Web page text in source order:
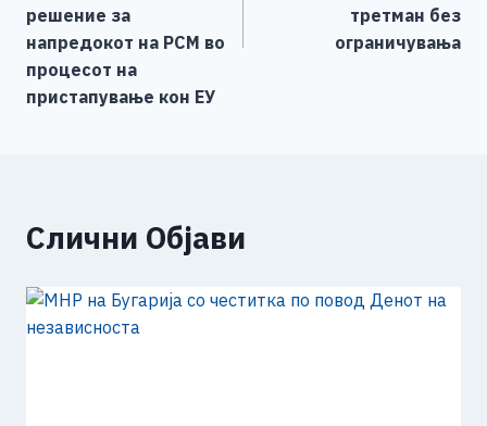
решение за
напредокот на РСМ во
процесот на
пристапување кон ЕУ
третман без
ограничувања
Слични Објави